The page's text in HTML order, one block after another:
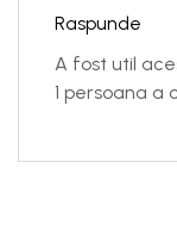
Raspunde
A fost util
1 persoana a